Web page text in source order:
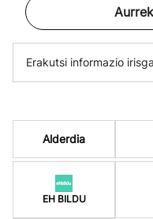
Erakutsi informazio
Alderdia
EH BILDU